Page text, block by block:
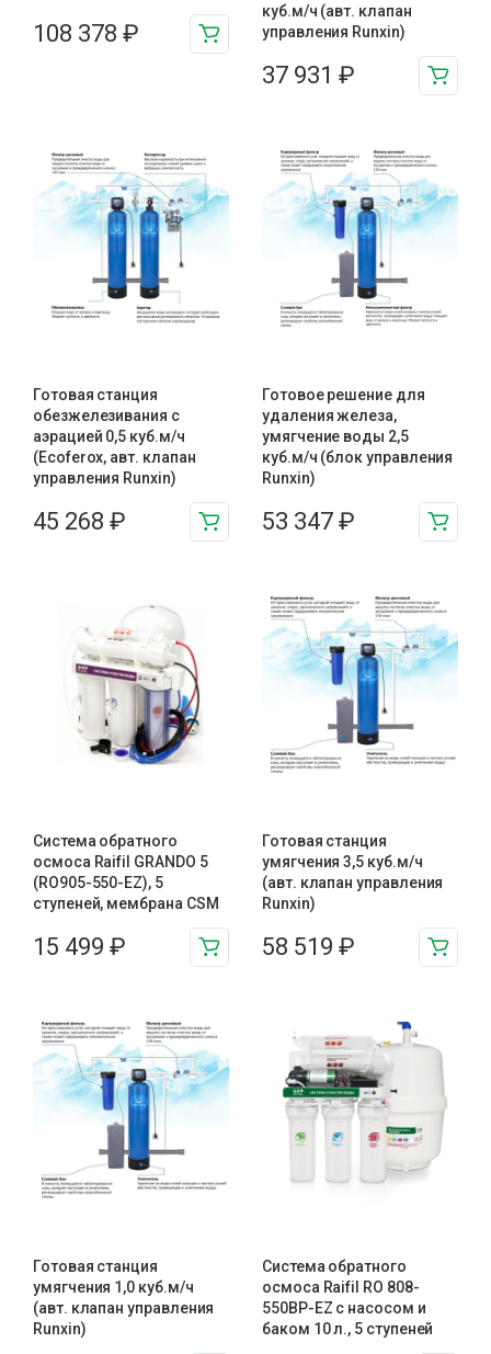
108 378 ₽
куб.м/ч (авт. клапан
управления Runxin)
37 931 ₽
Готовая станция
обезжелезивания c
аэрацией 0,5 куб.м/ч
(Ecoferox, авт. клапан
управления Runxin)
45 268 ₽
Готовое решение для
удаления железа,
умягчение воды 2,5
куб.м/ч (блок управления
Runxin)
53 347 ₽
Система обратного
осмоса Raifil GRANDO 5
(RO905-550-EZ), 5
ступеней, мембрана CSM
15 499 ₽
Готовая станция
умягчения 3,5 куб.м/ч
(авт. клапан управления
Runxin)
58 519 ₽
Готовая станция
умягчения 1,0 куб.м/ч
(авт. клапан управления
Runxin)
Система обратного
осмоса Raifil RO 808-
550BP-EZ с насосом и
баком 10 л., 5 ступеней